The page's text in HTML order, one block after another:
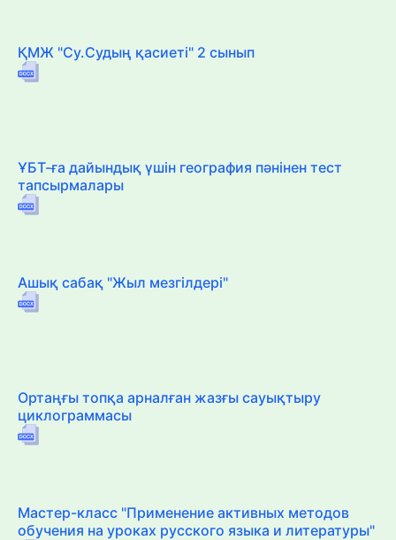
ҚМЖ "Су.Судың қасиеті" 2 сынып
ҰБТ-ға дайындық үшін география пәнінен тест
тапсырмалары
Ашық сабақ "Жыл мезгілдері"
Ортаңғы топқа арналған жазғы сауықтыру
циклограммасы
Мастер-класс "Применение активных методов
обучения на уроках русского языка и литературы"